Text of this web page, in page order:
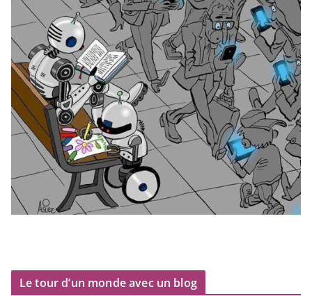
Le tour d’un monde avec un blog